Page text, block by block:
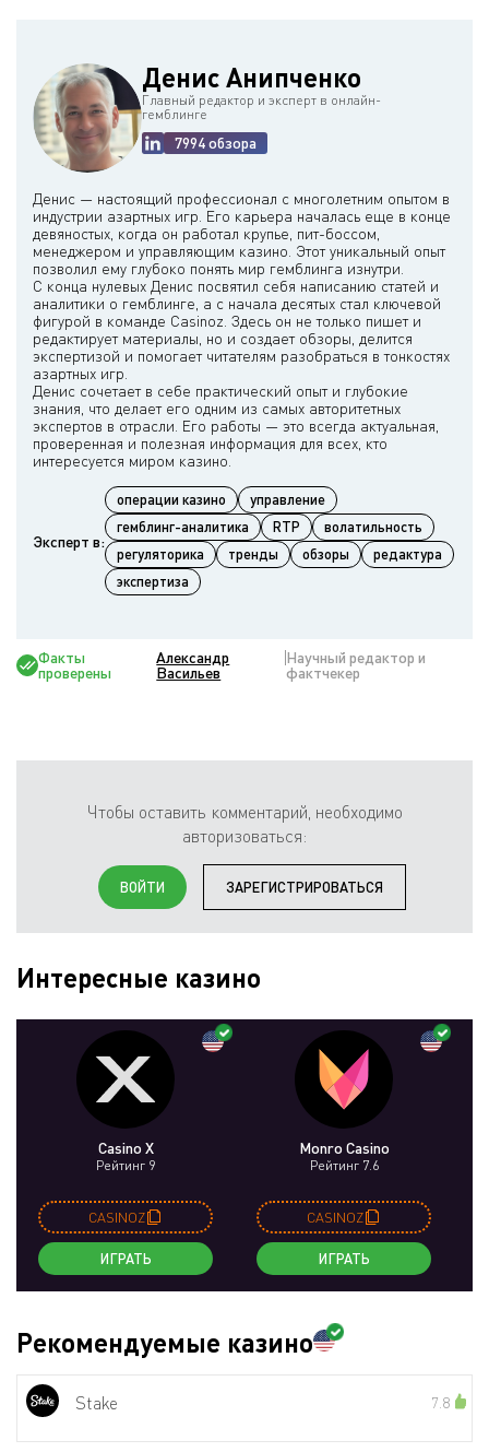
Денис Анипченко
Главный редактор и эксперт в онлайн-
гемблинге
7994 обзора
Денис — настоящий профессионал с многолетним опытом в
индустрии азартных игр. Его карьера началась еще в конце
девяностых, когда он работал крупье, пит-боссом,
менеджером и управляющим казино. Этот уникальный опыт
позволил ему глубоко понять мир гемблинга изнутри.
С конца нулевых Денис посвятил себя написанию статей и
аналитики о гемблинге, а с начала десятых стал ключевой
фигурой в команде Casinoz. Здесь он не только пишет и
редактирует материалы, но и создает обзоры, делится
экспертизой и помогает читателям разобраться в тонкостях
азартных игр.
Денис сочетает в себе практический опыт и глубокие
знания, что делает его одним из самых авторитетных
экспертов в отрасли. Его работы — это всегда актуальная,
проверенная и полезная информация для всех, кто
Эксперт в:
операции казино
управление
гемблинг-аналитика
RTP
волатильность
регуляторика
тренды обзоры
редактура
экспертиза
Факты
проверены
Александр
Васильев
Научный редактор и
фактчекер
Чтобы оставить комментарий, необходимо
авторизоваться:
ВОЙТИ ЗАРЕГИСТРИРОВАТЬСЯ
Интересные казино
Casino X
Рейтинг 9
CASINOZ
ИГРАТЬ
Monro Casino
Рейтинг 7.6
CASINOZ
ИГРАТЬ
Рекомендуемые казино
Stake 7.8